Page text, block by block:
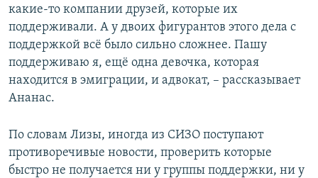
какие-то компании друзей, которые их
поддерживали. А у двоих фигурантов этого дела с
поддержкой всё было сильно сложнее. Пашу
поддерживаю я, ещё одна девочка, которая
находится в эмиграции, и адвокат, – рассказывает
Ананас.
По словам Лизы, иногда из СИЗО поступают
противоречивые новости, проверить которые
быстро не получается ни у группы поддержки, ни у